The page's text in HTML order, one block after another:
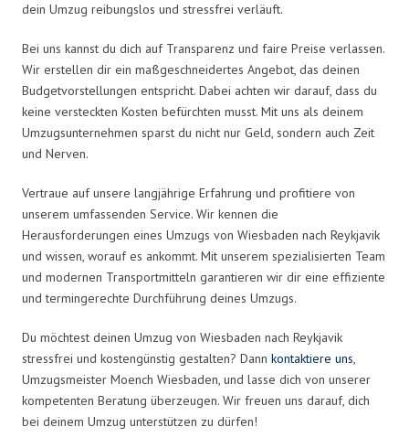
dein Umzug reibungslos und stressfrei verläuft.
Bei uns kannst du dich auf Transparenz und faire Preise verlassen.
Wir erstellen dir ein maßgeschneidertes Angebot, das deinen
Budgetvorstellungen entspricht. Dabei achten wir darauf, dass du
keine versteckten Kosten befürchten musst. Mit uns als deinem
Umzugsunternehmen sparst du nicht nur Geld, sondern auch Zeit
und Nerven.
Vertraue auf unsere langjährige Erfahrung und profitiere von
unserem umfassenden Service. Wir kennen die
Herausforderungen eines Umzugs von Wiesbaden nach Reykjavik
und wissen, worauf es ankommt. Mit unserem spezialisierten Team
und modernen Transportmitteln garantieren wir dir eine effiziente
und termingerechte Durchführung deines Umzugs.
Du möchtest deinen Umzug von Wiesbaden nach Reykjavik
stressfrei und kostengünstig gestalten? Dann kontaktiere uns,
Umzugsmeister Moench Wiesbaden, und lasse dich von unserer
kompetenten Beratung überzeugen. Wir freuen uns darauf, dich
bei deinem Umzug unterstützen zu dürfen!